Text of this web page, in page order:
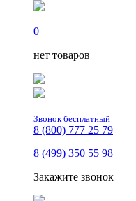
0
нет товаров
Звонок бесплатный
8 (800) 777 25 79
8 (499) 350 55 98
Закажите звонок